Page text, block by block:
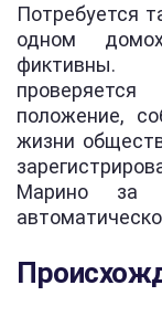
Потребуется
одном
фиктивны.
положение,
жизни
Марино за